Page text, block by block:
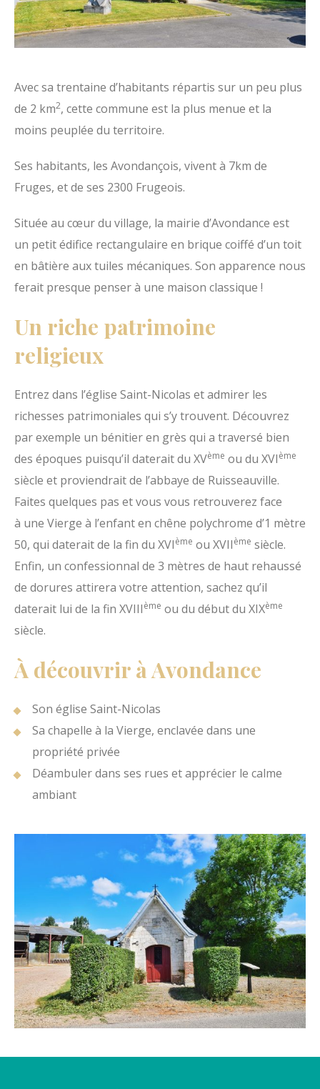
Avec sa trentaine d’habitants répartis sur un peu plus
de 2 km2, cette commune est la plus menue et la
moins peuplée du territoire.
Ses habitants, les Avondançois, vivent à 7km de
Fruges, et de ses 2300 Frugeois.
Située au cœur du village, la mairie d’Avondance est
un petit édifice rectangulaire en brique coiffé d’un toit
en bâtière aux tuiles mécaniques. Son apparence nous
ferait presque penser à une maison classique !
Un riche patrimoine
religieux
Entrez dans l’église Saint-Nicolas et admirer les
richesses patrimoniales qui s’y trouvent. Découvrez
par exemple un bénitier en grès qui a traversé bien
des époques puisqu’il daterait du XVème ou du XVIème
siècle et proviendrait de l’abbaye de Ruisseauville.
Faites quelques pas et vous vous retrouverez face
à une Vierge à l’enfant en chêne polychrome d’1 mètre
50, qui daterait de la fin du XVIème ou XVIIème siècle.
Enfin, un confessionnal de 3 mètres de haut rehaussé
de dorures attirera votre attention, sachez qu’il
daterait lui de la fin XVIIIème ou du début du XIXème
siècle.
À découvrir à Avondance
Son église Saint-Nicolas
Sa chapelle à la Vierge, enclavée dans une
propriété privée
Déambuler dans ses rues et apprécier le calme
ambiant